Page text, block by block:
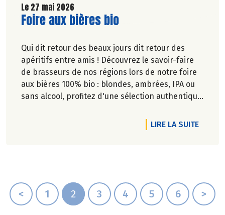
Le 27 mai 2026
Lire la suite de l'article
Foire aux bières bio
Qui dit retour des beaux jours dit retour des
apéritifs entre amis ! Découvrez le savoir-faire
de brasseurs de nos régions lors de notre foire
aux bières 100% bio : blondes, ambrées, IPA ou
sans alcool, profitez d'une sélection authentique
LIRE LA SUITEDE
< 1 2 3 4 5 6 >